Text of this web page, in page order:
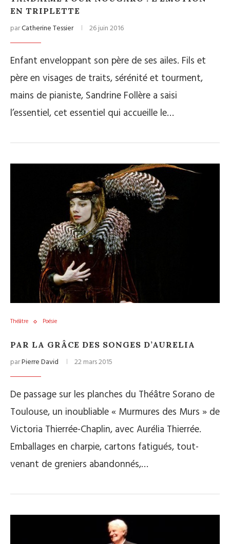
EN TRIPLETTE
parCatherine Tessier 26 juin 2016
Enfant enveloppant son père de ses ailes. Fils et
père en visages de traits, sérénité et tourment,
mains de pianiste, Sandrine Follère a saisi
l’essentiel, cet essentiel qui accueille le…
Théâtre Poésie
PAR LA GRÂCE DES SONGES D’AURELIA
parPierre David 22 mars 2015
De passage sur les planches du Théâtre Sorano de
Toulouse, un inoubliable « Murmures des Murs » de
Victoria Thierrée-Chaplin, avec Aurélia Thierrée.
Emballages en charpie, cartons fatigués, tout-
venant de greniers abandonnés,…